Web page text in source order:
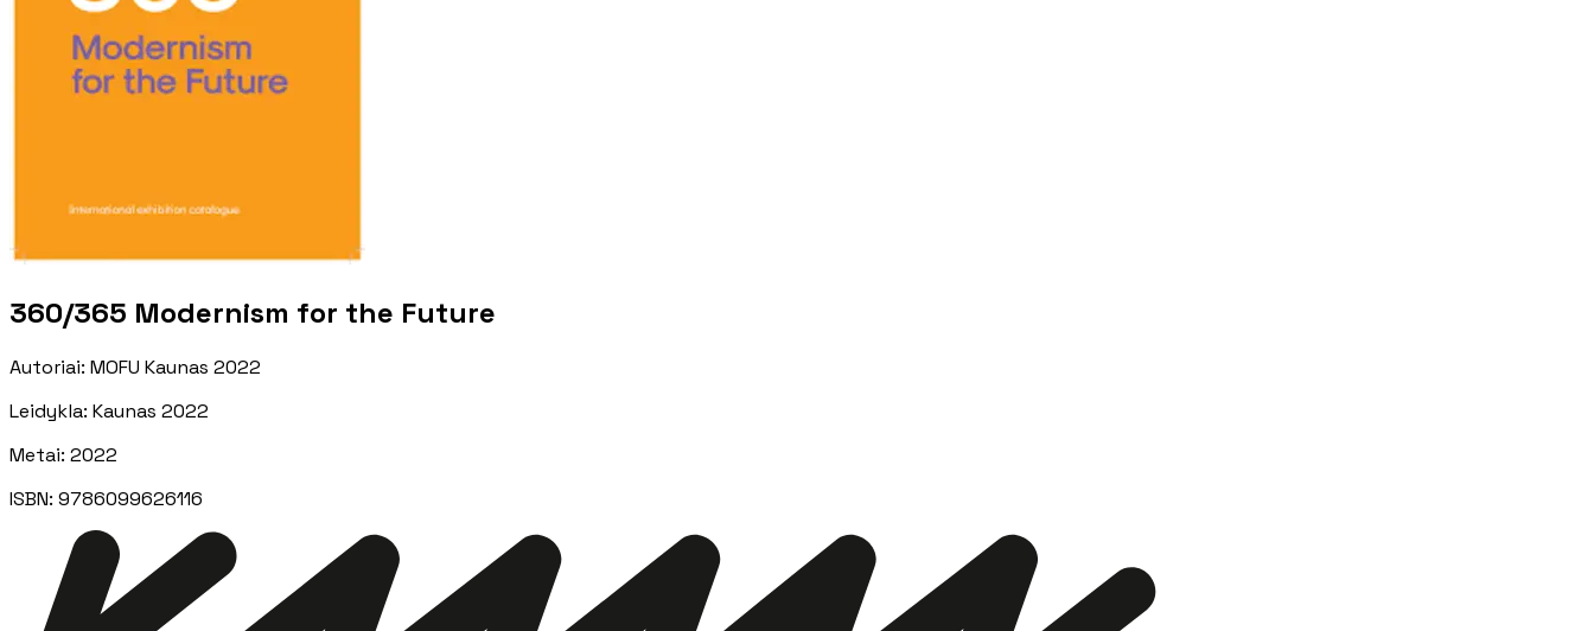
360/365 Modernism for the Future
Autoriai: MOFU Kaunas 2022
Leidykla: Kaunas 2022
Metai: 2022
ISBN: 9786099626116